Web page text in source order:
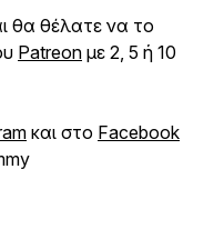
θα θέλατε να το
Patreon με 2, 5 ή 10
και στο Facebook